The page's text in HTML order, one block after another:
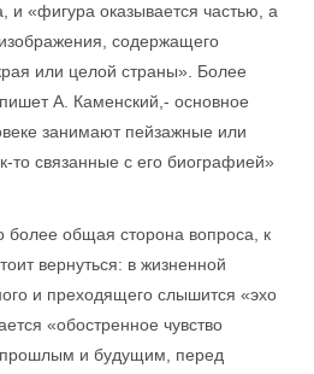
и «фигура оказывается частью, а
содержащего
или целой страны». Более
А. Каменский,- основное
занимают пейзажные или
то связанные с его биографией»
более общая сторона вопроса, к
вернуться: в жизненной
и преходящего слышится «эхо
«обостренное чувство
прошлым и будущим, перед